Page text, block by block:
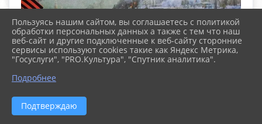
Пользуясь нашим сайтом, вы соглашаетесь с политикой
обработки персональных данных а также с тем что наш
веб-сайт и другие подключенные к веб-сайту сторонние
сервисы используют cookies такие как Яндекс Метрика,
"Госуслуги", "PRO.Культура", "Спутник аналитика".
Подробнее
Подтверждаю